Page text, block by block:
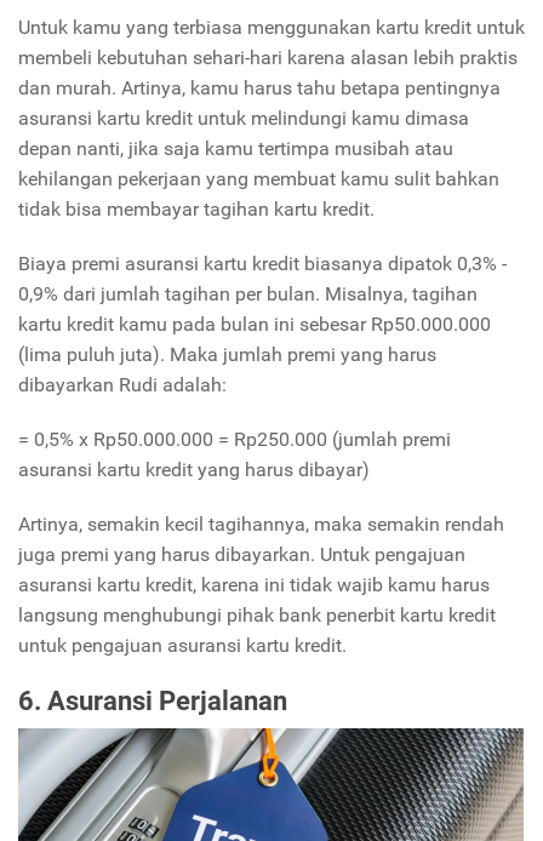
Untuk kamu yang terbiasa menggunakan kartu kredit untuk
membeli kebutuhan sehari-hari karena alasan lebih praktis
dan murah. Artinya, kamu harus tahu betapa pentingnya
asuransi kartu kredit untuk melindungi kamu dimasa
depan nanti, jika saja kamu tertimpa musibah atau
kehilangan pekerjaan yang membuat kamu sulit bahkan
tidak bisa membayar tagihan kartu kredit.
Biaya premi asuransi kartu kredit biasanya dipatok 0,3% -
0,9% dari jumlah tagihan per bulan. Misalnya, tagihan
kartu kredit kamu pada bulan ini sebesar Rp50.000.000
(lima puluh juta). Maka jumlah premi yang harus
dibayarkan Rudi adalah:
= 0,5% x Rp50.000.000 = Rp250.000 (jumlah premi
asuransi kartu kredit yang harus dibayar)
Artinya, semakin kecil tagihannya, maka semakin rendah
juga premi yang harus dibayarkan. Untuk pengajuan
asuransi kartu kredit, karena ini tidak wajib kamu harus
langsung menghubungi pihak bank penerbit kartu kredit
untuk pengajuan asuransi kartu kredit.
6. Asuransi Perjalanan